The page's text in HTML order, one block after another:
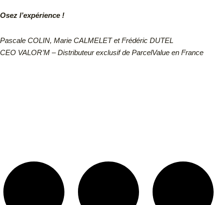
Osez l’expérience !
Pascale COLIN, Marie CALMELET et Frédéric DUTEL
CEO VALOR’M – Distributeur exclusif de ParcelValue en France